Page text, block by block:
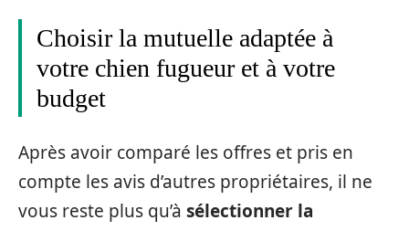
Choisir la mutuelle adaptée à
votre chien fugueur et à votre
budget
Après avoir comparé les offres et pris en
compte les avis d’autres propriétaires, il ne
vous reste plus qu’à sélectionner la